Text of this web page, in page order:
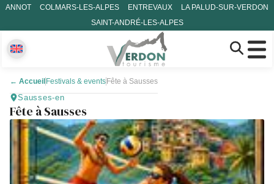
ANNOT COLMARS-LES-ALPES ENTREVAUX
LA PALUD-SUR-VERDON
SAINT-ANDRÉ-LES-ALPES
← Accueil Festivals & events Fête à Sausses
Sausses-en
Fête à Sausses